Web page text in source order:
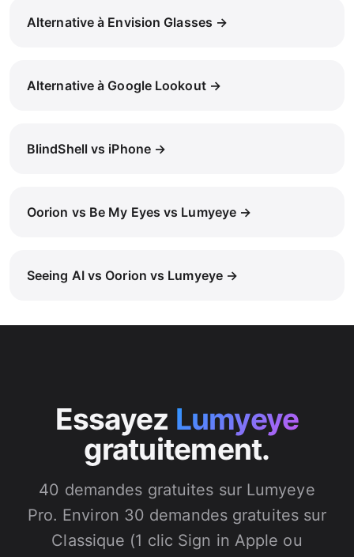
Alternative à Envision Glasses →
Alternative à Google Lookout →
BlindShell vs iPhone →
Oorion vs Be My Eyes vs Lumyeye →
Seeing AI vs Oorion vs Lumyeye →
Essayez Lumyeye
gratuitement.
40 demandes gratuites sur Lumyeye
Pro. Environ 30 demandes gratuites sur
Classique (1 clic Sign in Apple ou